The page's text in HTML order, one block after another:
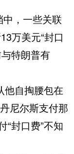
，一些关联
万美元“封口
特朗普有
自掏腰包在
尼尔斯支付那
“封口费”不知